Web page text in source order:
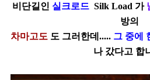
비단길인 실크로드 Silk Load 가
방의
차마고도 도 그러한데..... 그 중에
나 갔다고 합